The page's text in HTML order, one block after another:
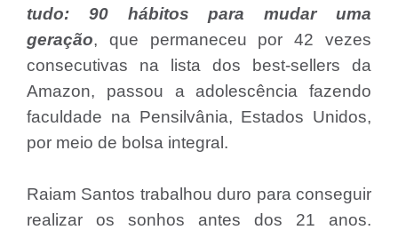
tudo: 90 hábitos para mudar uma
geração, que permaneceu por 42 vezes
consecutivas na lista dos best-sellers da
Amazon, passou a adolescência fazendo
faculdade na Pensilvânia, Estados Unidos,
por meio de bolsa integral.
Raiam Santos trabalhou duro para conseguir
realizar os sonhos antes dos 21 anos.